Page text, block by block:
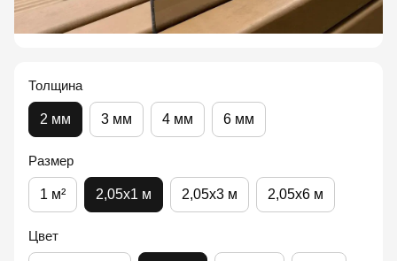
Толщина
2 мм 3 мм 4 мм 6 мм
Размер
1 м² 2,05x1 м 2,05x3 м 2,05x6 м
Цвет